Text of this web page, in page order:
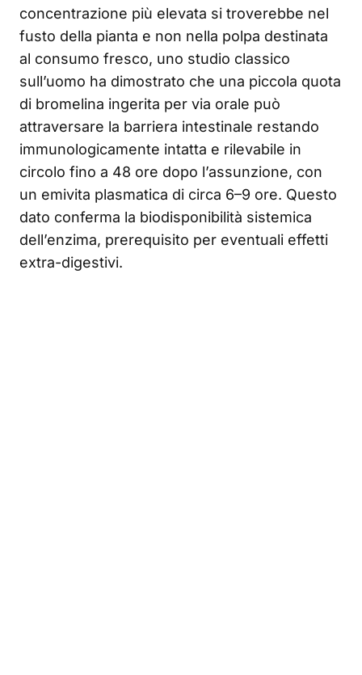
concentrazione più elevata si troverebbe nel
fusto della pianta e non nella polpa destinata
al consumo fresco, uno studio classico
sull’uomo ha dimostrato che una piccola quota
di bromelina ingerita per via orale può
attraversare la barriera intestinale restando
immunologicamente intatta e rilevabile in
circolo fino a 48 ore dopo l’assunzione, con
un emivita plasmatica di circa 6–9 ore. Questo
dato conferma la biodisponibilità sistemica
dell’enzima, prerequisito per eventuali effetti
extra-digestivi.